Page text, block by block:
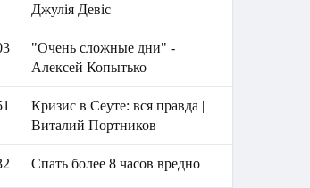
Джулія Девіс
"Очень сложные дни" -
Алексей Копытько
Кризис в Сеуте: вся правда |
Виталий Портников
Спать более 8 часов вредно